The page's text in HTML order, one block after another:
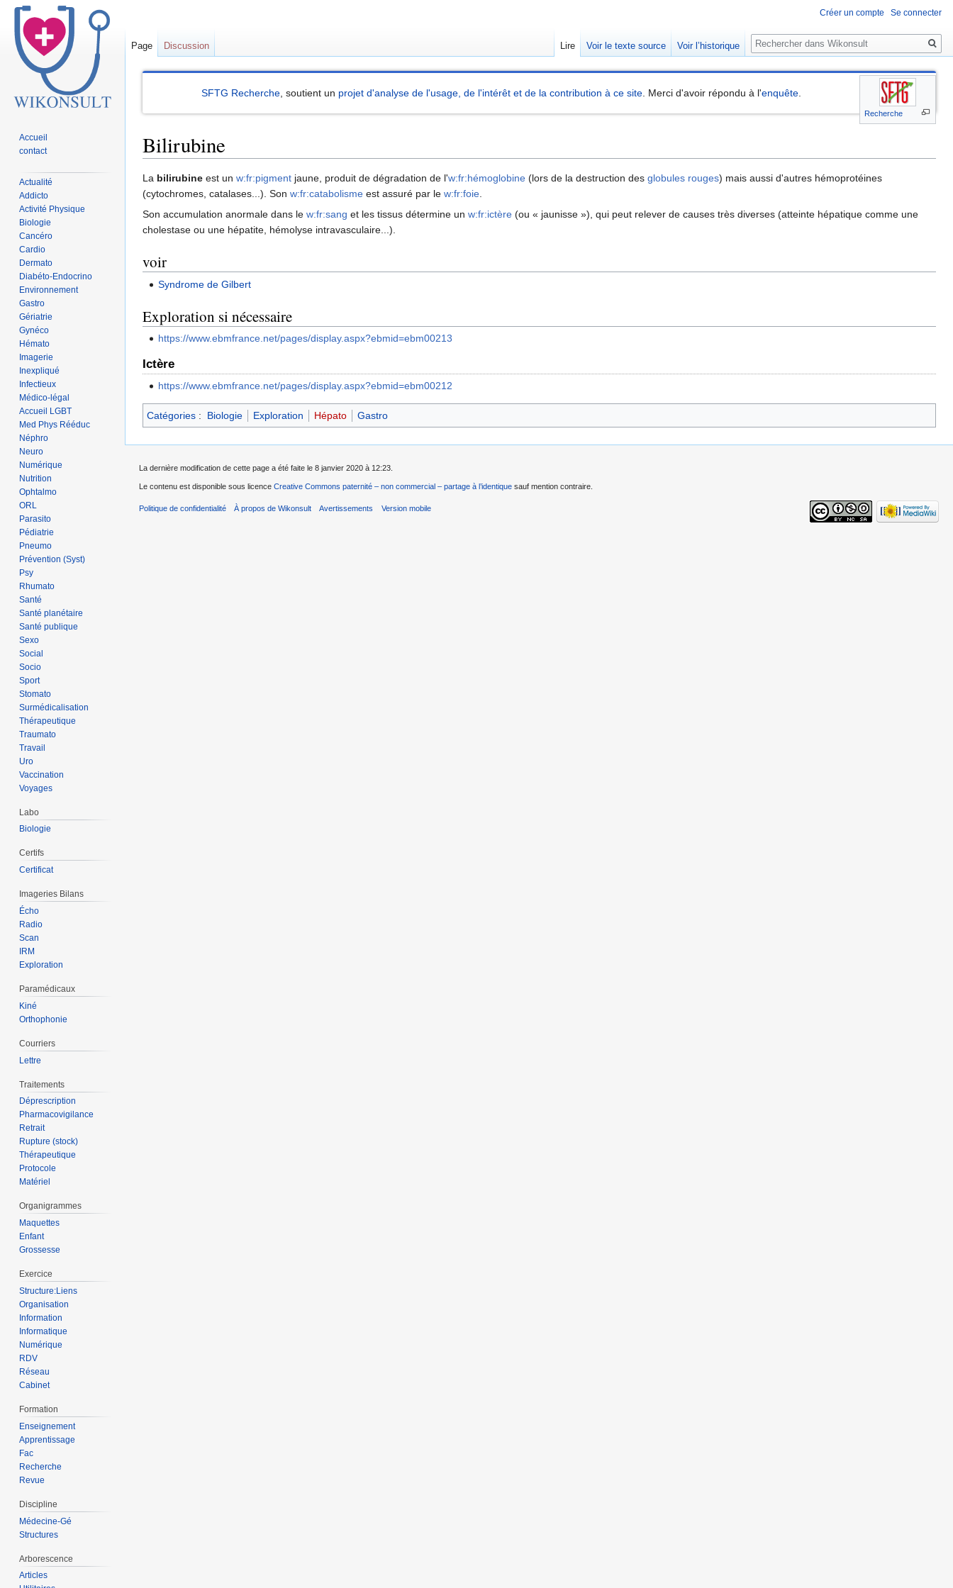
Recherche
SFTG Recherche , soutient un projet d'analyse de l'usage, de l'intérêt et de la contribution à ce site . Merci d'avoir répondu à l'enquête
Bilirubine
Sauter
à
la
navigation
Sauter
à
la
recherche
La bilirubine est un w:fr:pigment jaune, produit de dégradation de l'w:fr:hémoglobine (lors de la destruction des globules rouges) mais aussi d'autres hémoprotéines
(cytochromes, catalases...). Son w:fr:catabolisme est assuré par le w:fr:foie.
Son accumulation anormale dans le w:fr:sang et les tissus détermine un w:fr:ictère (ou « jaunisse »), qui peut relever de causes très diverses (atteinte hépatique comme une
cholestase ou une hépatite, hémolyse intravasculaire...).
voir
Syndrome de Gilbert
Exploration si nécessaire
https://www.ebmfrance.net/pages/display.aspx?ebmid=ebm00213
Ictère
https://www.ebmfrance.net/pages/display.aspx?ebmid=ebm00212
Catégories : Biologie Exploration Hépato Gastro
Créer un compte Se connecter
Page Discussion Lire Voir le texte source Voir l’historique
Rechercher
Accueil
contact
Actualité
Addicto
Activité Physique
Biologie
Cancéro
Cardio
Dermato
Diabéto-Endocrino
Environnement
Gastro
Gériatrie
Gynéco
Hémato
Imagerie
Inexpliqué
Infectieux
Médico-légal
Accueil LGBT
Med Phys Rééduc
Néphro
Neuro
Numérique
Nutrition
Ophtalmo
ORL
Parasito
Pédiatrie
Pneumo
Prévention (Syst)
Psy
Rhumato
Santé
Santé planétaire
Santé publique
Sexo
Social
Socio
Sport
Stomato
Surmédicalisation
Thérapeutique
Traumato
Travail
Uro
Vaccination
Voyages
Labo
Biologie
Certifs
Certificat
Imageries Bilans
Écho
Radio
Scan
IRM
Exploration
Paramédicaux
Kiné
Orthophonie
Courriers
Lettre
Traitements
Déprescription
Pharmacovigilance
Retrait
Rupture (stock)
Thérapeutique
Protocole
Matériel
Organigrammes
Maquettes
Enfant
Grossesse
Exercice
Structure:Liens
Organisation
Information
Informatique
Numérique
RDV
Réseau
Cabinet
Formation
Enseignement
Apprentissage
Fac
Recherche
Revue
Discipline
Médecine-Gé
Structures
Arborescence
Articles
La dernière modification de cette page a été faite le 8 janvier 2020 à 12:23.
Le contenu est disponible sous licence Creative Commons paternité – non commercial – partage à l’identique sauf mention contraire.
Politique de confidentialité À propos de Wikonsult Avertissements Version mobile